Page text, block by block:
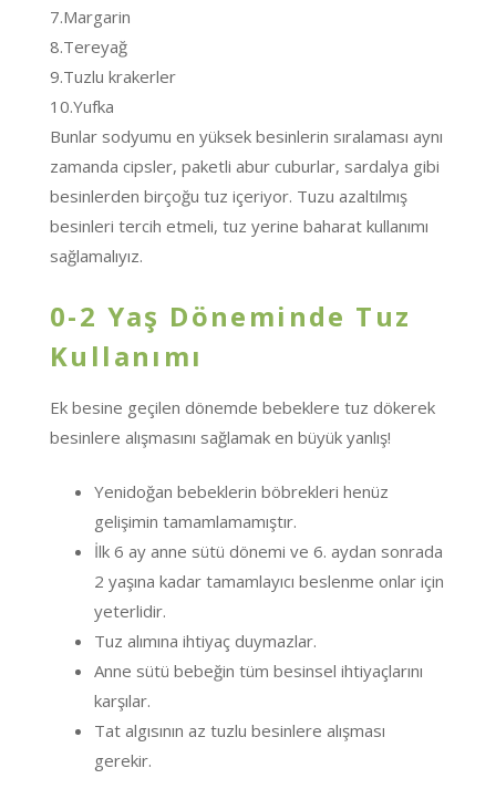
7.Margarin
8.Tereyağ
9.Tuzlu krakerler
10.Yufka
Bunlar sodyumu en yüksek besinlerin sıralaması aynı
zamanda cipsler, paketli abur cuburlar, sardalya gibi
besinlerden birçoğu tuz içeriyor. Tuzu azaltılmış
besinleri tercih etmeli, tuz yerine baharat kullanımı
sağlamalıyız.
0-2 Yaş Döneminde Tuz
Kullanımı
Ek besine geçilen dönemde bebeklere tuz dökerek
besinlere alışmasını sağlamak en büyük yanlış!
Yenidoğan bebeklerin böbrekleri henüz
gelişimin tamamlamamıştır.
İlk 6 ay anne sütü dönemi ve 6. aydan sonrada
2 yaşına kadar tamamlayıcı beslenme onlar için
yeterlidir.
Tuz alımına ihtiyaç duymazlar.
Anne sütü bebeğin tüm besinsel ihtiyaçlarını
karşılar.
Tat algısının az tuzlu besinlere alışması
gerekir.